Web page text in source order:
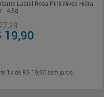
Labial Rosa Pink Nivea Hidra
- 4,8g
19,90
1x de R$ 19,90 sem juros